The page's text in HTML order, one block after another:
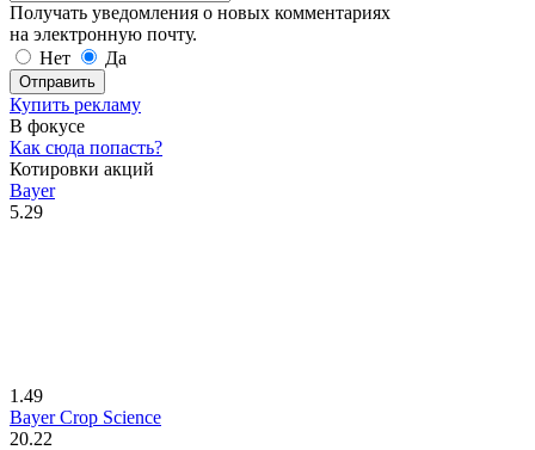
Получать уведомления о новых комментариях
на электронную почту.
Нет
Да
Отправить
Купить рекламу
В фокусе
Как сюда попасть?
Котировки акций
Bayer
5.29
1.49
Bayer Crop Science
20.22